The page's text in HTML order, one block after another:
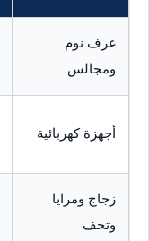
غرف نوم
ومجالس
أجهزة كهربائية
زجاج ومرايا
وتحف